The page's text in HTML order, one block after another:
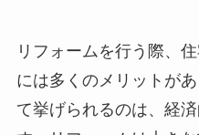
リフォームを行う際、
には多くのメリットが
て挙げられるのは、経